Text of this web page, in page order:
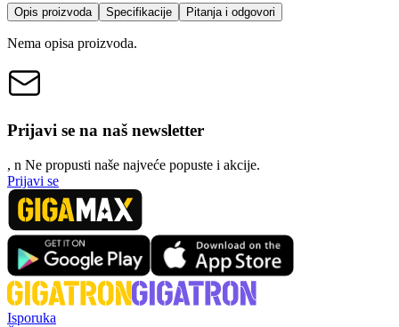
Opis proizvoda Specifikacije Pitanja i odgovori
Nema opisa proizvoda.
Prijavi se na naš newsletter
, n Ne propusti naše najveće popuste i akcije.
Prijavi se
Isporuka